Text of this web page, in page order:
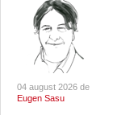
04 august 2026 de
Eugen Sasu